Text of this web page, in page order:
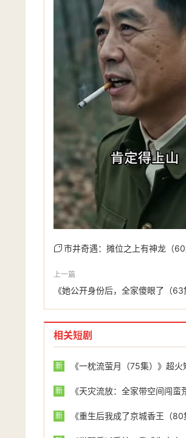
市井奇遇：摊位之上有神龙（60
上一篇
《她公开身份后，全家傻眼了（
相关短剧
新 《一枕流萤月（75集）》超
新 《天灾流放：全家带空间闯蛮荒第四季（
新 《重生后我成了京城香王（80集）